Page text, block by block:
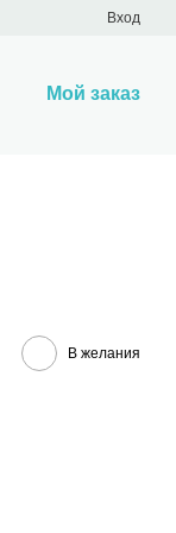
Вход
Мой заказ
В желания